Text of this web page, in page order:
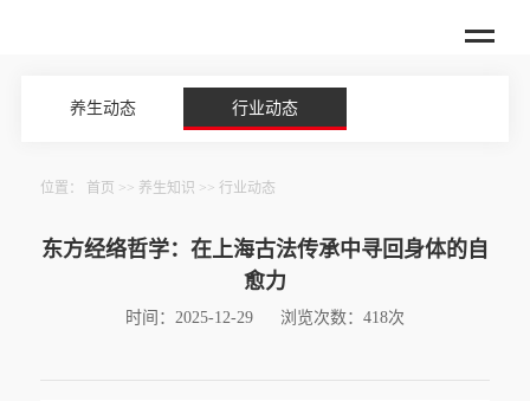
养生动态 行业动态
位置： 首页 >> 养生知识 >>行业动态
东方经络哲学：在上海古法传承中寻回身体的自
愈力
时间：2025-12-29 浏览次数：418次